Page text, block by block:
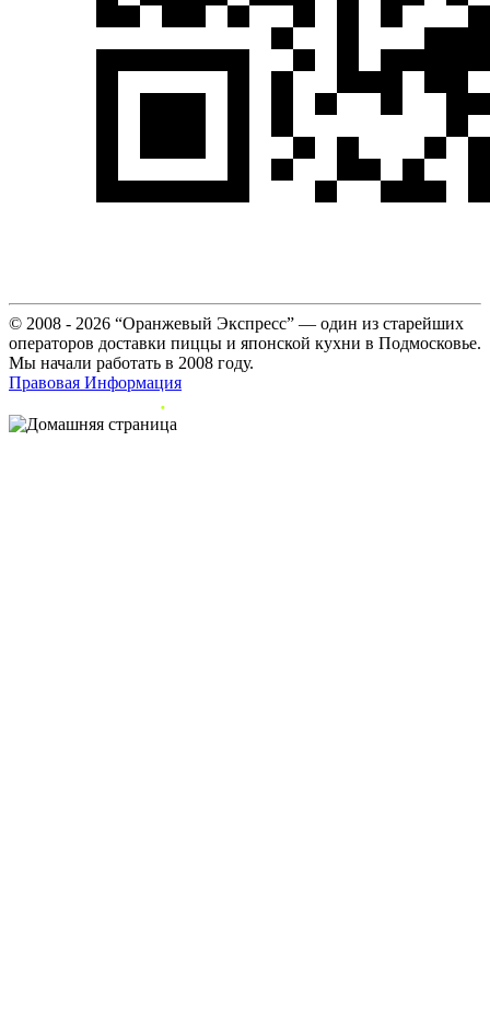
© 2008 - 2026 “Оранжевый Экспресс” — один из старейших
операторов доставки пиццы и японской кухни в Подмосковье.
Мы начали работать в 2008 году.
Правовая Информация